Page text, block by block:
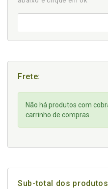
Frete:
Não há produtos com
carrinho de compras.
Sub-total dos